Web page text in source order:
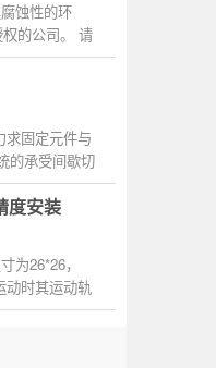
蚀性的环
的公司。 请
求固定元件与
的承受间歇切
度安装
为26*26，
动时其运动轨